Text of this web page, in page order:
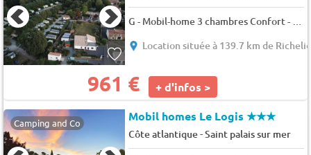
G - Mobil-home 3 chambres Confort - SAMEDI 6 pers.
Location située à 139.7 km de
961 € + d'infos >
Camping and Co Mobil homes Le Logis★★★
Côte atlantique-Saint palais sur mer